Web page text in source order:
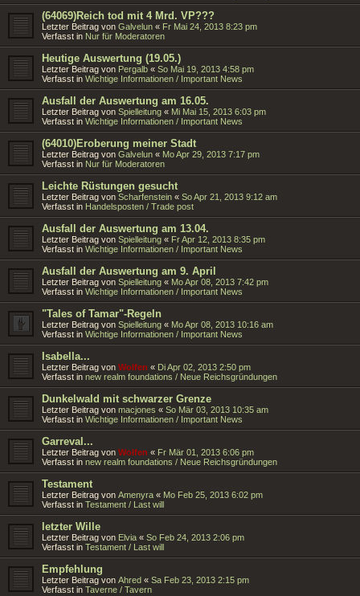
(64069)Reich tod mit 4 Mrd. VP???
Letzter Beitrag von Galvelun « Fr Mai 24, 2013 8:23 pm
Verfasst in Nur für Moderatoren
Heutige Auswertung (19.05.)
Letzter Beitrag von Pergalb « So Mai 19, 2013 4:58 pm
Verfasst in Wichtige Informationen / Important News
Ausfall der Auswertung am 16.05.
Letzter Beitrag von Spielleitung « Mi Mai 15, 2013 6:03 pm
Verfasst in Wichtige Informationen / Important News
(64010)Eroberung meiner Stadt
Letzter Beitrag von Galvelun « Mo Apr 29, 2013 7:17 pm
Verfasst in Nur für Moderatoren
Leichte Rüstungen gesucht
Letzter Beitrag von Scharfenstein « So Apr 21, 2013 9:12 am
Verfasst in Handelsposten / Trade post
Ausfall der Auswertung am 13.04.
Letzter Beitrag von Spielleitung « Fr Apr 12, 2013 8:35 pm
Verfasst in Wichtige Informationen / Important News
Ausfall der Auswertung am 9. April
Letzter Beitrag von Spielleitung « Mo Apr 08, 2013 7:42 pm
Verfasst in Wichtige Informationen / Important News
"Tales of Tamar"-Regeln
Letzter Beitrag von Spielleitung « Mo Apr 08, 2013 10:16 am
Verfasst in Wichtige Informationen / Important News
Isabella...
Letzter Beitrag von Wolfen « Di Apr 02, 2013 2:50 pm
Verfasst in new realm foundations / Neue Reichsgründungen
Dunkelwald mit schwarzer Grenze
Letzter Beitrag von macjones « So Mär 03, 2013 10:35 am
Verfasst in Wichtige Informationen / Important News
Garreval...
Letzter Beitrag von Wolfen « Fr Mär 01, 2013 6:06 pm
Verfasst in new realm foundations / Neue Reichsgründungen
Testament
Letzter Beitrag von Amenyra « Mo Feb 25, 2013 6:02 pm
Verfasst in Testament / Last will
letzter Wille
Letzter Beitrag von Elvia « So Feb 24, 2013 2:06 pm
Verfasst in Testament / Last will
Empfehlung
Letzter Beitrag von Ahred « Sa Feb 23, 2013 2:15 pm
Verfasst in Taverne / Tavern